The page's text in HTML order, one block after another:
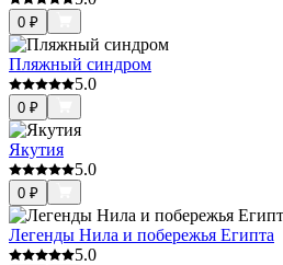
0 ₽
Пляжный синдром
5.0
0 ₽
Якутия
5.0
0 ₽
Легенды Нила и побережья Египта
5.0